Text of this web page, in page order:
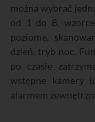
można wybrać
od 1 do 8,
poziome,
dzień, tryb noc.
po czasie
wstępne kamery
alarmem